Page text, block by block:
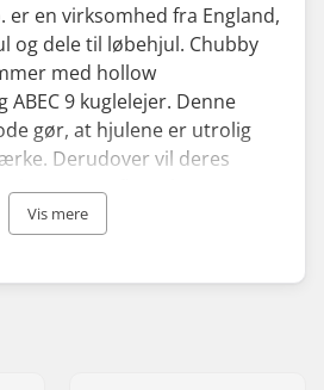
er en virksomhed fra England,
og dele til løbehjul. Chubby
med hollow
9 kuglelejer. Denne
gør, at hjulene er utrolig
Derudover vil deres
og flotte bars, som
helt sikkert skabe noget
Vis mere